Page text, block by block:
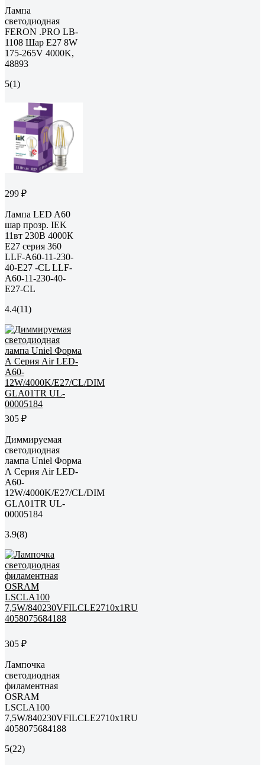
Лампа
светодиодная
FERON .PRO LB-
1108 Шар E27 8W
175-265V 4000K,
48893
5(1)
299 ₽
Лампа LED A60
шар прозр. IEK
11вт 230В 4000К
E27 серия 360
LLF-A60-11-230-
40-E27 -CL LLF-
A60-11-230-40-
E27-CL
4.4(11)
305 ₽
Диммируемая
светодиодная
лампа Uniel Форма
А Серия Air LED-
A60-
12W/4000K/E27/CL/DIM
GLA01TR UL-
00005184
3.9(8)
305 ₽
Лампочка
светодиодная
филаментная
OSRAM
LSCLA100
7,5W/840230VFILCLE2710x1RU
4058075684188
5(22)